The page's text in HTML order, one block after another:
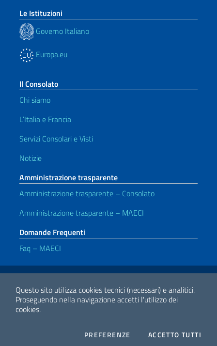
Questo sito utilizza cookies tecnici (necessari) e analitici.
Proseguendo nella navigazione accetti l'utilizzo dei
cookies.
PREFERENZE COOKIESACCETTO TUTTI
Le Istituzioni
Governo Italiano
Europa.eu
Il Consolato
Chi siamo
L’Italia e Francia
Servizi Consolari e Visti
Notizie
Amministrazione trasparente
Amministrazione trasparente – Consolato
Amministrazione trasparente – MAECI
Domande Frequenti
Faq – MAECI
Link Utili